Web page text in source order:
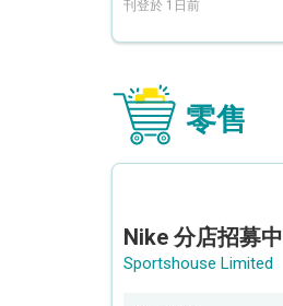
刊登於 1日前
零售
Nike 分店招募中
Sportshouse Limited